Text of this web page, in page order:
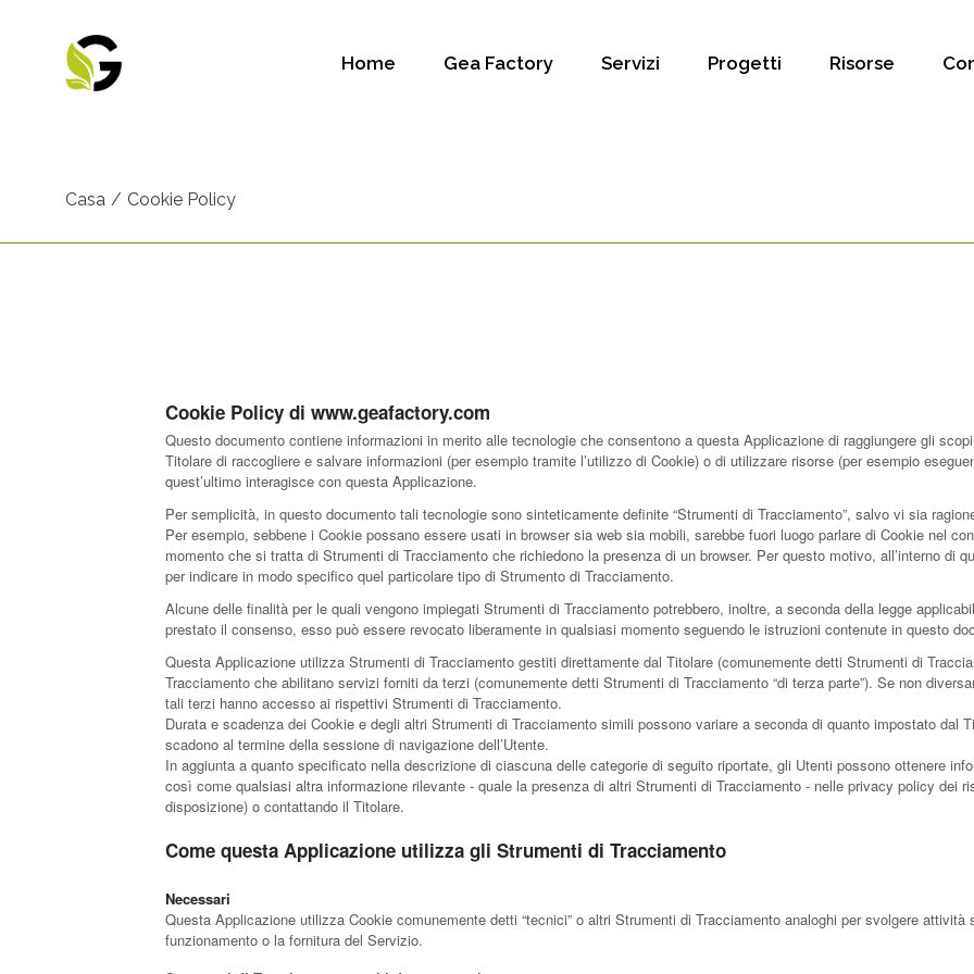
Home Gea Factory Servizi Progetti Risorse
Casa Cookie Policy
Cookie Policy di www.geafactory.com
Questo documento contiene informazioni in merito alle tecnologie che consentono a questa Applicazione di raggiungere gli
Titolare di raccogliere e salvare informazioni (per esempio tramite l’utilizzo di Cookie) o di utilizzare risorse (per esempio
quest’ultimo interagisce con questa Applicazione.
Per semplicità, in questo documento tali tecnologie sono sinteticamente definite “Strumenti di Tracciamento”, salvo vi sia
Per esempio, sebbene i Cookie possano essere usati in browser sia web sia mobili, sarebbe fuori luogo parlare di Cookie nel
momento che si tratta di Strumenti di Tracciamento che richiedono la presenza di un browser. Per questo motivo, all’interno di
per indicare in modo specifico quel particolare tipo di Strumento di Tracciamento.
Alcune delle finalità per le quali vengono impiegati Strumenti di Tracciamento potrebbero, inoltre, a seconda della legge
prestato il consenso, esso può essere revocato liberamente in qualsiasi momento seguendo le istruzioni contenute in questo
Questa Applicazione utilizza Strumenti di Tracciamento gestiti direttamente dal Titolare (comunemente detti Strumenti di
Tracciamento che abilitano servizi forniti da terzi (comunemente detti Strumenti di Tracciamento “di terza parte”). Se non
tali terzi hanno accesso ai rispettivi Strumenti di Tracciamento.
Durata e scadenza dei Cookie e degli altri Strumenti di Tracciamento simili possono variare a seconda di quanto impostato dal
scadono al termine della sessione di navigazione dell’Utente.
In aggiunta a quanto specificato nella descrizione di ciascuna delle categorie di seguito riportate, gli Utenti possono ottenere
così come qualsiasi altra informazione rilevante - quale la presenza di altri Strumenti di Tracciamento - nelle privacy policy dei
disposizione) o contattando il Titolare.
Come questa Applicazione utilizza gli Strumenti di Tracciamento
Necessari
Questa Applicazione utilizza Cookie comunemente detti “tecnici” o altri Strumenti di Tracciamento analoghi per svolgere
funzionamento o la fornitura del Servizio.